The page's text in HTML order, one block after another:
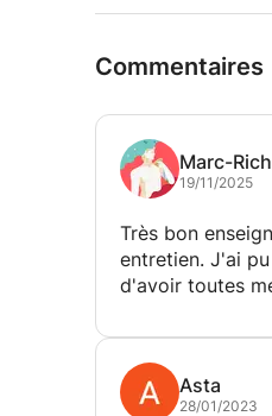
Commentaires
Marc-
19/11/2025
Très bon
entretien. J'ai
d'avoir toutes
Asta
28/01/2023